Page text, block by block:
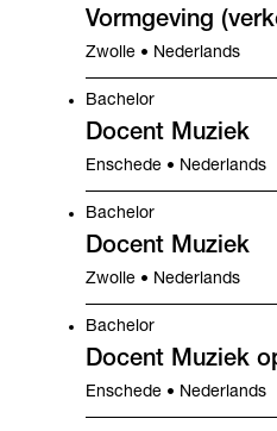
Vormgeving
Zwolle • Nederlands
Bachelor
Docent Muziek
Enschede • Nederlands
Bachelor
Docent Muziek
Zwolle • Nederlands
Bachelor
Docent Muziek
Enschede • Nederlands